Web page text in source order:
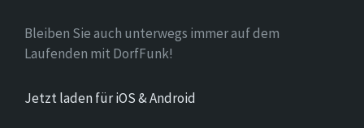
Bleiben Sie auch unterwegs immer auf dem
Laufenden mit DorfFunk!
Jetzt laden für iOS & Android